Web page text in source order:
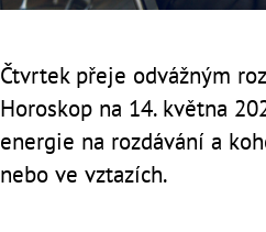
Čtvrtek přeje odvážným
Horoskop na 14. května
energie na rozdávání a
nebo ve vztazích.